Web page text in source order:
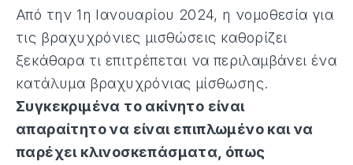
Από την 1η Ιανουαρίου 2024, η νομοθεσία για
τις βραχυχρόνιες μισθώσεις καθορίζει
ξεκάθαρα τι επιτρέπεται να περιλαμβάνει ένα
κατάλυμα βραχυχρόνιας μίσθωσης.
Συγκεκριμένα το ακίνητο είναι
απαραίτητο να είναι επιπλωμένο και να
παρέχει κλινοσκεπάσματα, όπως